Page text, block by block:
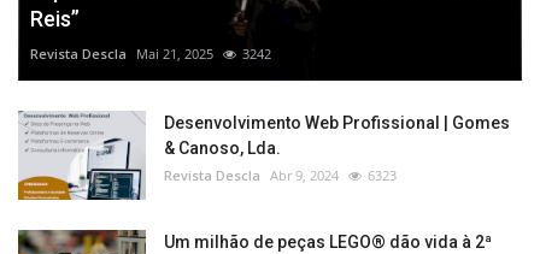
Reis”
Revista Descla Mai 21, 2025 3242
Desenvolvimento Web Profissional | Gomes
& Canoso, Lda.
Revista Descla Abr 9, 2024 6323
Um milhão de peças LEGO® dão vida à 2ª